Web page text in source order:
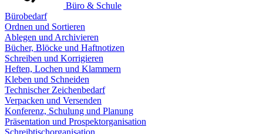
Büro & Schule
Bürobedarf
Ordnen und Sortieren
Ablegen und Archivieren
Bücher, Blöcke und Haftnotizen
Schreiben und Korrigieren
Heften, Lochen und Klammern
Kleben und Schneiden
Technischer Zeichenbedarf
Verpacken und Versenden
Konferenz, Schulung und Planung
Präsentation und Prospektorganisation